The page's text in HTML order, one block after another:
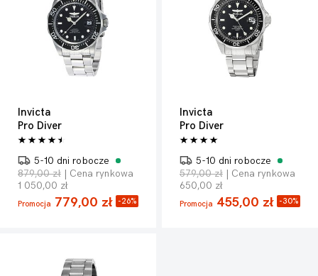
Invicta
Pro Diver
5-10 dni robocze
879,00 zł | Cena rynkowa
1 050,00 zł
Promocja 779,00 zł -26%
Invicta
Pro Diver
5-10 dni robocze
579,00 zł | Cena rynkowa
650,00 zł
Promocja 455,00 zł -30%